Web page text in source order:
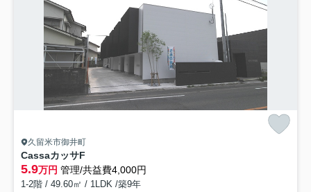
久留米市御井町
CassaカッサF
5.9万円 管理/共益費4,000円
1-2階 / 49.60㎡ / 1LDK /築9年